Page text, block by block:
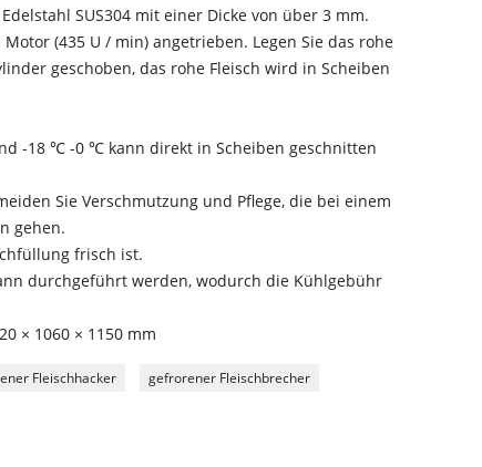
SUS304 mit einer Dicke von über 3 mm.
(435 U / min) angetrieben. Legen Sie das rohe
geschoben, das rohe Fleisch wird in Scheiben
-18 ℃ -0 ℃ kann direkt in Scheiben geschnitten
Sie Verschmutzung und Pflege, die bei einem
gehen.
frisch ist.
durchgeführt werden, wodurch die Kühlgebühr
× 1060 × 1150 mm
Fleischhacker gefrorener Fleischbrecher